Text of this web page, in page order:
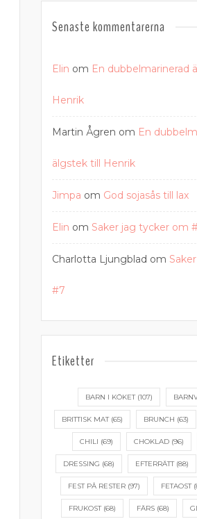
Senaste kommentarerna
Elin om En dubbelmarinerad
Henrik
Martin Ågren om En
älgstek till Henrik
Jimpa om God sojasås till lax
Elin om Saker jag tycker om
Charlotta Ljungblad om
#7
Etiketter
BARN I KÖKET(107)
BRITTISK MAT(65) BRUNCH (63)
CHILI (69) CHOKLAD(96)
DRESSING (68) EFTERRÄTT(88)
FEST PÅ RESTER (97) FETAOST
FRUKOST(68) FÄRS (68)